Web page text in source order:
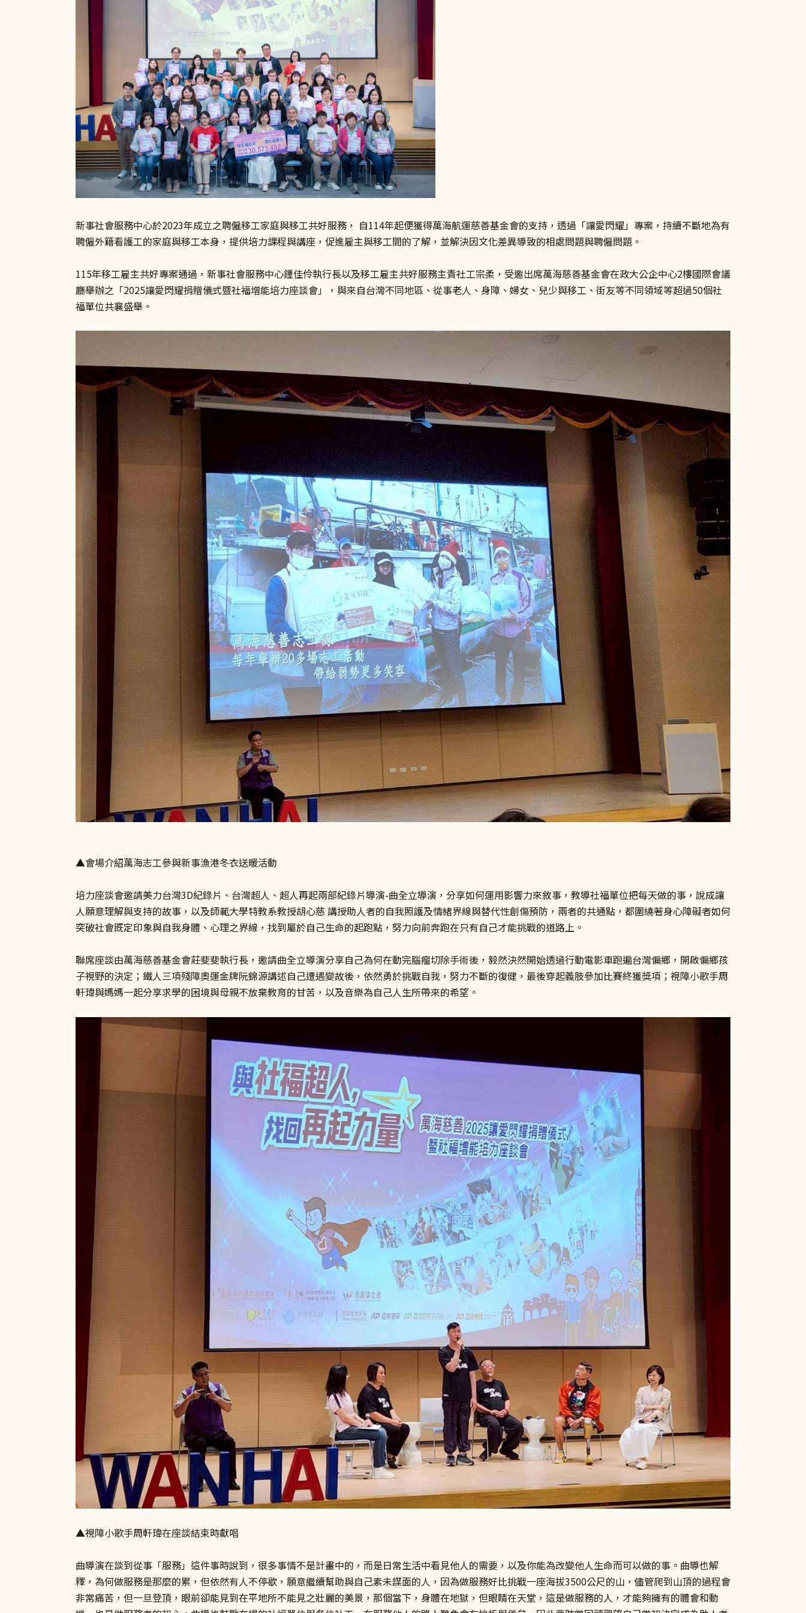
新事社會服務中心於2023年成立之聘僱移工家庭與移工共好服務， 自114年起便獲得萬海航運慈善基金會的支持，透過「讓愛閃耀」專案，持續不斷地為有
聘僱外籍看護工的家庭與移工本身，提供培力課程與講座，促進雇主與移工間的了解，並解決因文化差異導致的相處問題與聘僱問題。
115年移工雇主共好專案通過，新事社會服務中心鍾佳伶執行長以及移工雇主共好服務主責社工宗柔，受邀出席萬海慈善基金會在政大公企中心2樓國際會議
廳舉辦之「2025讓愛閃耀捐贈儀式暨社福增能培力座談會」，與來自台灣不同地區、從事老人、身障、婦女、兒少與移工、街友等不同領域等超過50個社
福單位共襄盛舉。
▲會場介紹萬海志工參與新事漁港冬衣送暖活動
培力座談會邀請美力台灣3D紀錄片、台灣超人、超人再起兩部紀錄片導演-曲全立導演，分享如何運用影響力來敘事，教導社福單位把每天做的事，說成讓
人願意理解與支持的故事，以及師範大學特教系教授胡心慈 講授助人者的自我照護及情緒界線與替代性創傷預防，兩者的共通點，都圍繞著身心障礙者如何
突破社會既定印象與自我身體、心理之界線，找到屬於自己生命的起跑點，努力向前奔跑在只有自己才能挑戰的道路上。
聯席座談由萬海慈善基金會莊斐斐執行長，邀請曲全立導演分享自己為何在動完腦瘤切除手術後，毅然決然開始透過行動電影車跑遍台灣偏鄉，開啟偏鄉孩
子視野的決定；鐵人三項殘障奧運金牌阮錦源講述自己遭遇變故後，依然勇於挑戰自我，努力不斷的復健，最後穿起義肢參加比賽終獲獎項；視障小歌手周
軒瑋與媽媽一起分享求學的困境與母親不放棄教育的甘苦，以及音樂為自己人生所帶來的希望。
▲視障小歌手周軒瑋在座談結束時獻唱
曲導演在談到從事「服務」這件事時說到，很多事情不是計畫中的，而是日常生活中看見他人的需要，以及你能為改變他人生命而可以做的事。曲導也解
釋，為何做服務是那麼的累，但依然有人不停歇，願意繼續幫助與自己素未謀面的人，因為做服務好比挑戰一座海拔3500公尺的山，儘管爬到山頂的過程會
非常痛苦，但一旦登頂，眼前卻能見到在平地所不能見之壯麗的美景，那個當下，身體在地獄，但眼睛在天堂，這是做服務的人，才能夠擁有的體會和動